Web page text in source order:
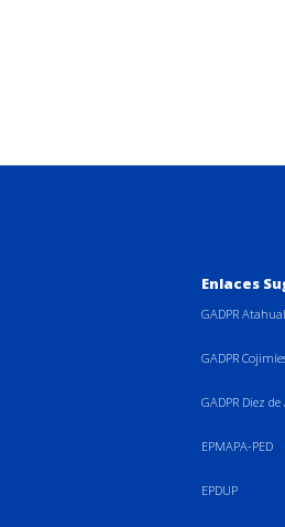
Enlaces
GADPR
GADPR
GADPR Diez
EPMAPA-PED
EPDUP